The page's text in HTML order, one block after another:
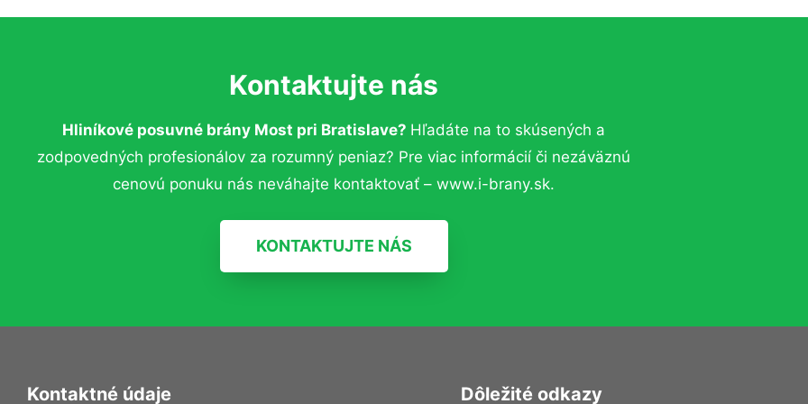
Kontaktujte nás
Hliníkové posuvné brány Most pri Bratislave? Hľadáte na to skúsených a
zodpovedných profesionálov za rozumný peniaz? Pre viac informácií či nezáväznú
cenovú ponuku nás neváhajte kontaktovať – www.i-brany.sk.
KONTAKTUJTE NÁS
Kontaktné údaje Dôležité odkazy